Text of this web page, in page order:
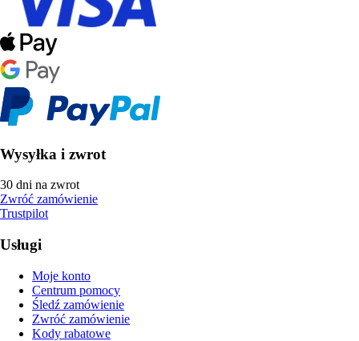
Wysyłka i zwrot
30 dni na zwrot
Zwróć zamówienie
Trustpilot
Usługi
Moje konto
Centrum pomocy
Śledź zamówienie
Zwróć zamówienie
Kody rabatowe